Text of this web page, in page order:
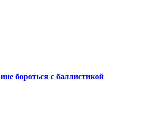
бороться с баллистикой